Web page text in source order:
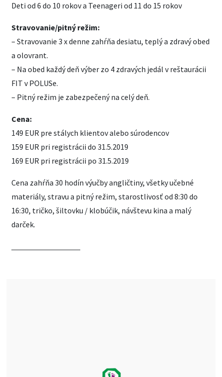
Deti od 6 do 10 rokov a Teenageri od 11 do 15 rokov
Stravovanie/pitný režim:
– Stravovanie 3 x denne zahŕňa desiatu, teplý a zdravý obed
a olovrant.
– Na obed každý deň výber zo 4 zdravých jedál v reštaurácii
FIT v POLUSe.
– Pitný režim je zabezpečený na celý deň.
Cena:
149 EUR pre stálych klientov alebo súrodencov
159 EUR pri registrácii do 31.5.2019
169 EUR pri registrácii po 31.5.2019
Cena zahŕňa 30 hodín výučby angličtiny, všetky učebné
materiály, stravu a pitný režim, starostlivosť od 8:30 do
16:30, tričko, šiltovku / klobúčik, návštevu kina a malý
darček.